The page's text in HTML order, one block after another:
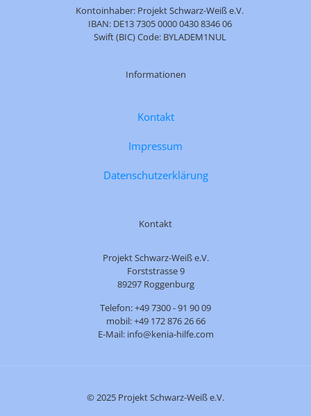
Kontoinhaber: Projekt Schwarz-Weiß e.V.
IBAN: DE13 7305 0000 0430 8346 06
Swift (BIC) Code: BYLADEM1NUL
Informationen
Kontakt
Impressum
Datenschutzerklärung
Kontakt
Projekt Schwarz-Weiß e.V.
Forststrasse 9
89297 Roggenburg
Telefon: +49 7300 - 91 90 09
mobil: +49 172 876 26 66
E-Mail: info@kenia-hilfe.com
© 2025 Projekt Schwarz-Weiß e.V.